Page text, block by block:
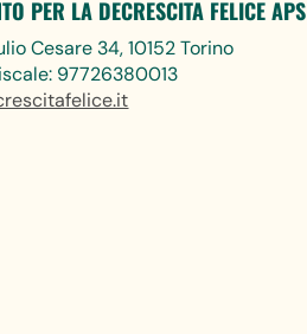
PER LA DECRESCITA FELICE APS
Cesare 34, 10152 Torino
97726380013